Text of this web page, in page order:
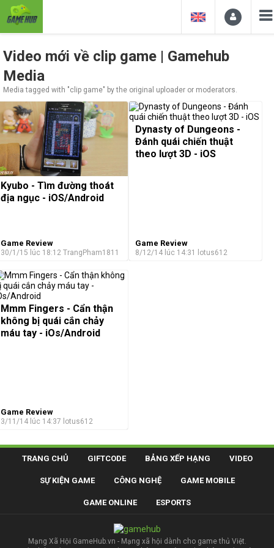
Video mới về clip game | Gamehub
Media
Media tagged with "clip game" by the original uploader or moderators.
Kyubo - Tìm đường thoát
địa ngục - iOS/Android
Game Review
30/1/15 lúc 18:12 TrangPham1811
Dynasty of Dungeons -
Đánh quái chiến thuật
theo lượt 3D - iOS
Game Review
8/12/14 lúc 14:31 lotus612
Mmm Fingers - Cẩn thận
không bị quái cắn chảy
máu tay - iOs/Android
Game Review
3/11/14 lúc 14:37 lotus612
TRANG CHỦ GIFTCODE BẢNG XẾP HẠNG VIDEO
SỰ KIỆN GAME CÔNG NGHỆ GAME MOBILE
GAME ONLINE ESPORTS
Mạng Xã Hội GameHub.vn - Mạng xã hội dành cho game thủ Việt.